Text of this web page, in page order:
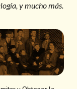
y mucho más.